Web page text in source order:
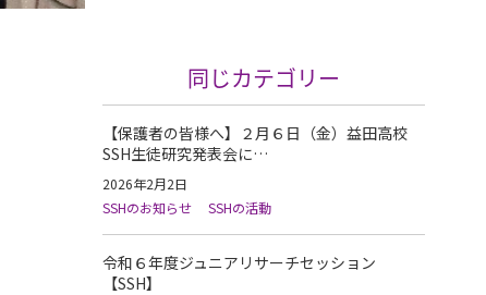
同じカテゴリー
【保護者の皆様へ】２月６日（金）益田高校
SSH生徒研究発表会に…
2026年2月2日
SSHのお知らせ
SSHの活動
令和６年度ジュニアリサーチセッション
【SSH】